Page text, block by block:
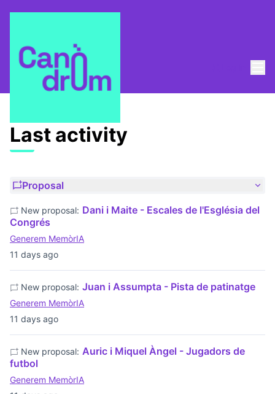
Last activities
Last activity
Proposal
11 days ago
New proposal: Dani i Maite - Escales de l'Església del
Congrés
Generem MemòrIA
11 days ago
New proposal: Juan i Assumpta - Pista de patinatge
Generem MemòrIA
New proposal: Auric i Miquel Àngel - Jugadors de
futbol
Generem MemòrIA